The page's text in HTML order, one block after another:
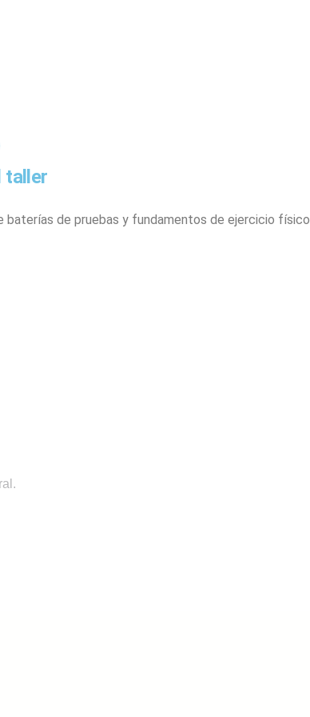
taller
de pruebas y fundamentos de ejercicio físico.